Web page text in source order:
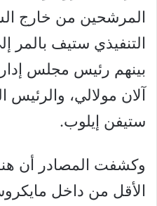
المرشحين من خارج
التنفيذي ستيف
بينهم رئيس مجلس
آلان مولالي، والرئيس
ستيفن إيلوب.
وكشفت المصادر أن
الأقل من داخل